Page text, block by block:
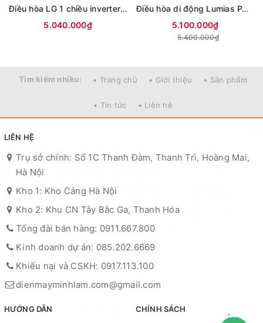
Điều hòa LG 1 chiều inverter 9000Btu IFC09M1 (mới 2026)
5.040.000₫
Điều hòa di động Lumias PAC-26
5.100.000₫
5.400.000₫
Tìm kiếm nhiều: • Trang chủ • Giới thiệu • Sản phẩm
• Tin tức • Liên hệ
LIÊN HỆ
Trụ sở chính: Số 1C Thanh Đàm, Thanh Trì, Hoàng Mai,
Hà Nội
Kho 1: Kho Cảng Hà Nội
Kho 2: Khu CN Tây Bắc Ga, Thanh Hóa
Tổng đài bán hàng: 0911.667.800
Kinh doanh dự án: 085.202.6669
Khiếu nại và CSKH: 0917.113.100
dienmayminhlam.com@gmail.com
HƯỚNG DẪN CHÍNH SÁCH